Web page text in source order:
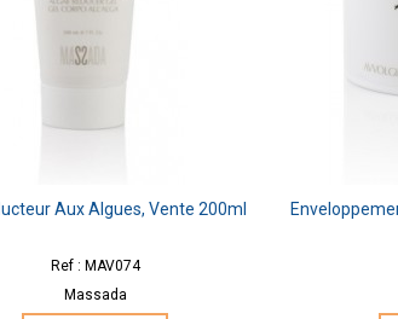
Aux Algues, Vente 200ml
Ref : MAV074
Massada